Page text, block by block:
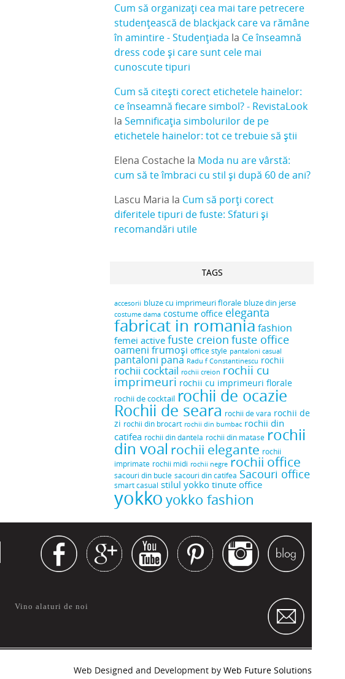
Cum să organizați cea mai tare petrecere
studențească de blackjack care va rămâne
în amintire - Studențiada la Ce înseamnă
dress code și care sunt cele mai
cunoscute tipuri
Cum să citești corect etichetele hainelor:
ce înseamnă fiecare simbol? - RevistaLook
laSemnificația simbolurilor de pe
etichetele hainelor: tot ce trebuie să știi
Elena Costache la Moda nu are vârstă:
cum să te îmbraci cu stil și după 60 de ani?
Lascu Maria la Cum să porți corect
diferitele tipuri de fuste: Sfaturi și
recomandări utile
TAGS
accesorii bluze cu imprimeuri florale bluze din jerse
costume dama costume office eleganta
fabricat in romania fashion
femei active fuste creion fuste office
oameni frumoși office style pantaloni casual
pantaloni pana Radu f Constantinescu rochii
rochii cocktail rochii creion rochii cu
imprimeuri rochii cu imprimeuri florale
rochii de cocktail rochii de ocazie
Rochii de seara rochii de vara rochii de
zi rochii din brocart rochii din bumbac rochii din
catifea rochii din dantela rochii din matase rochii
din voal rochii elegante rochii
imprimate rochii midi rochii negre rochii office
sacouri din bucle sacouri din catifea Sacouri office
smart casual stilul yokko tinute office
yokko yokko fashion
Vino alaturi de noi
Web Designed and Development byWeb Future Solutions